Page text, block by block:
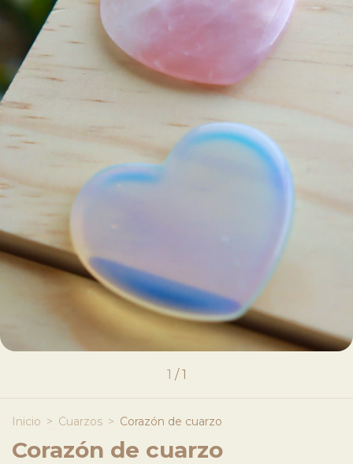
1 /1
Inicio > Cuarzos > Corazón de cuarzo
Corazón de cuarzo